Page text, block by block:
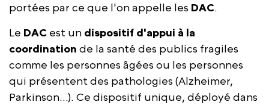
portées par ce que l'on appelle les DAC.
Le DAC est un dispositif d'appui à la
coordination de la santé des publics fragiles
comme les personnes âgées ou les personnes
qui présentent des pathologies (Alzheimer,
Parkinson...). Ce dispositif unique, déployé dans